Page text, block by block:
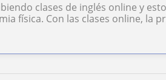
clases de inglés online y
física. Con las clases online, la